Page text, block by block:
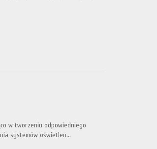
w tworzeniu odpowiedniego
systemów oświetlen...